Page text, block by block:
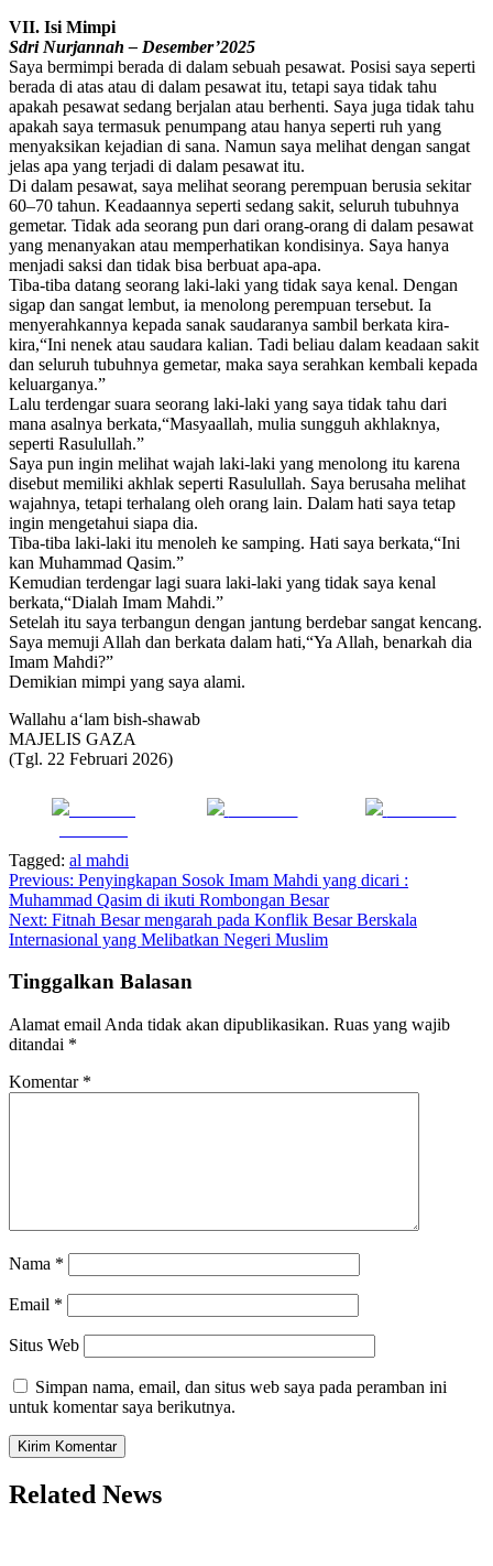
VII. Isi Mimpi
Sdri Nurjannah – Desember’2025
Saya bermimpi berada di dalam sebuah pesawat. Posisi saya seperti
berada di atas atau di dalam pesawat itu, tetapi saya tidak tahu
apakah pesawat sedang berjalan atau berhenti. Saya juga tidak tahu
apakah saya termasuk penumpang atau hanya seperti ruh yang
menyaksikan kejadian di sana. Namun saya melihat dengan sangat
jelas apa yang terjadi di dalam pesawat itu.
Di dalam pesawat, saya melihat seorang perempuan berusia sekitar
60–70 tahun. Keadaannya seperti sedang sakit, seluruh tubuhnya
gemetar. Tidak ada seorang pun dari orang-orang di dalam pesawat
yang menanyakan atau memperhatikan kondisinya. Saya hanya
menjadi saksi dan tidak bisa berbuat apa-apa.
Tiba-tiba datang seorang laki-laki yang tidak saya kenal. Dengan
sigap dan sangat lembut, ia menolong perempuan tersebut. Ia
menyerahkannya kepada sanak saudaranya sambil berkata kira-
kira,“Ini nenek atau saudara kalian. Tadi beliau dalam keadaan sakit
dan seluruh tubuhnya gemetar, maka saya serahkan kembali kepada
keluarganya.”
Lalu terdengar suara seorang laki-laki yang saya tidak tahu dari
mana asalnya berkata,“Masyaallah, mulia sungguh akhlaknya,
seperti Rasulullah.”
Saya pun ingin melihat wajah laki-laki yang menolong itu karena
disebut memiliki akhlak seperti Rasulullah. Saya berusaha melihat
wajahnya, tetapi terhalang oleh orang lain. Dalam hati saya tetap
ingin mengetahui siapa dia.
Tiba-tiba laki-laki itu menoleh ke samping. Hati saya berkata,“Ini
kan Muhammad Qasim.”
Kemudian terdengar lagi suara laki-laki yang tidak saya kenal
berkata,“Dialah Imam Mahdi.”
Setelah itu saya terbangun dengan jantung berdebar sangat kencang.
Saya memuji Allah dan berkata dalam hati,“Ya Allah, benarkah dia
Imam Mahdi?”
Demikian mimpi yang saya alami.
Wallahu a‘lam bish-shawab
MAJELIS GAZA
(Tgl. 22 Februari 2026)
Tagged: al mahdi
Navigasi
pos
Previous: Penyingkapan Sosok Imam Mahdi yang dicari :
Muhammad Qasim di ikuti Rombongan Besar
Next: Fitnah Besar mengarah pada Konflik Besar Berskala
Internasional yang Melibatkan Negeri Muslim
Tinggalkan Balasan
Alamat email Anda tidak akan dipublikasikan. Ruas yang wajib
ditandai *
Komentar *
Nama *
Email *
Situs Web
Simpan nama, email, dan situs web saya pada peramban ini
untuk komentar saya berikutnya.
Related News